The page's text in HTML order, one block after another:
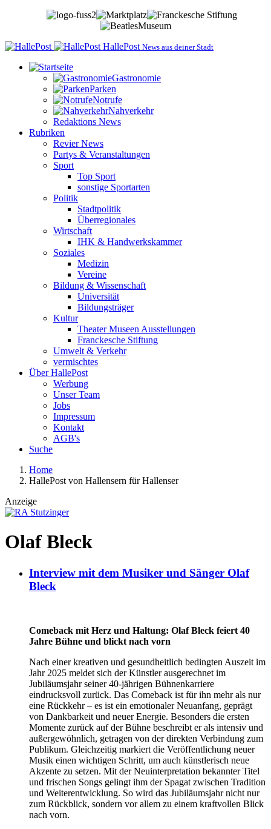
HallePost News aus deiner Stadt
Gastronomie
Parken
Notrufe
Nahverkehr
Redaktions News
Rubriken
Revier News
Partys & Veranstaltungen
Sport
Top Sport
sonstige Sportarten
Politik
Stadtpolitik
Überregionales
Wirtschaft
IHK & Handwerkskammer
Soziales
Medizin
Vereine
Bildung & Wissenschaft
Universität
Bildungsträger
Kultur
Theater Museen Ausstellungen
Franckesche Stiftung
Umwelt & Verkehr
vermischtes
Über HallePost
Werbung
Unser Team
Jobs
Impressum
Kontakt
AGB's
Suche
Home
HallePost von Hallensern für Hallenser
Anzeige
Olaf Bleck
Interview mit dem Musiker und Sänger Olaf
Bleck
Comeback mit Herz und Haltung: Olaf Bleck feiert 40
Jahre Bühne und blickt nach vorn
Nach einer kreativen und gesundheitlich bedingten Auszeit im
Jahr 2025 meldet sich der Künstler ausgerechnet im
Jubiläumsjahr seiner 40-jährigen Bühnenkarriere
eindrucksvoll zurück. Das Comeback ist für ihn mehr als nur
eine Rückkehr – es ist ein emotionaler Neuanfang, geprägt
von Dankbarkeit und neuer Energie. Besonders die ersten
Momente zurück auf der Bühne beschreibt er als intensiv und
außergewöhnlich, getragen von der direkten Verbindung zum
Publikum. Gleichzeitig markiert die Veröffentlichung neuer
Musik einen wichtigen Schritt, um auch künstlerisch neue
Akzente zu setzen. Mit der Neuinterpretation bekannter Titel
und frischen Songs gelingt ihm der Spagat zwischen Tradition
und Weiterentwicklung. So wird das Jubiläumsjahr nicht nur
zum Rückblick, sondern vor allem zu einem kraftvollen Blick
nach vorn.